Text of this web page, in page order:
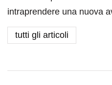
intraprendere una nuova
tutti gli articoli